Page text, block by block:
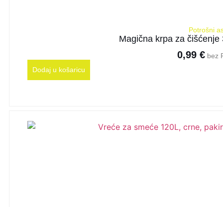
Potrošni
Magična krpa za
0,99 €bez
Dodaj u košaricu